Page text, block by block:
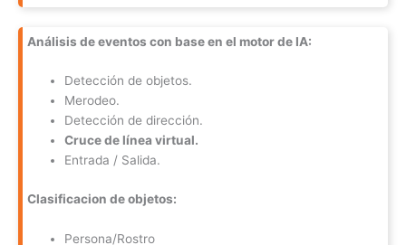
Análisis de eventos con base en el motor de IA:
Detección de objetos.
Merodeo.
Detección de dirección.
Cruce de línea virtual.
Entrada / Salida.
Clasificacion de objetos:
Persona/Rostro